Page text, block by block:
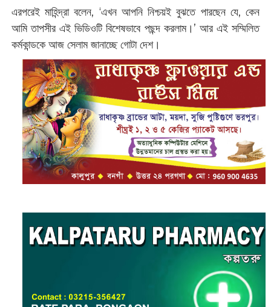
এরপরেই মাহিন্দ্রা বলেন, ‘এখন আপনি নিশ্চয়ই বুঝতে পারছেন যে, কেন
আমি তাপসীর এই ভিডিওটি বিশেষভাবে পছন্দ করলাম।’ আর এই সম্মিলিত
কর্মকান্ডকে আজ সেলাম জানাচ্ছে গোটা দেশ।